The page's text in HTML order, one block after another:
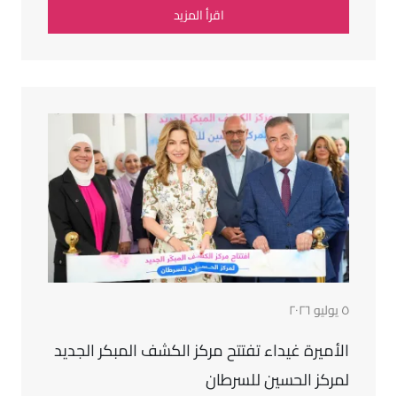
اقرأ المزيد
٥ يوليو ٢٠٢٦
الأميرة غيداء تفتتح مركز الكشف المبكر الجديد
لمركز الحسين للسرطان